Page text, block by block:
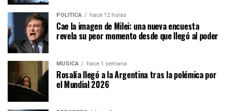
POLÍTICA hace 12 horas
Cae la imagen de Milei: una nueva encuesta
revela su peor momento desde que llegó al poder
MÚSICA hace 1 semana
Rosalía llegó a la Argentina tras la polémica por
el Mundial 2026